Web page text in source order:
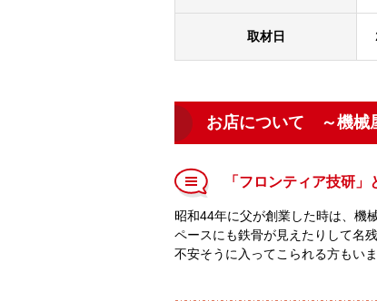
取材日
お店について ～機械
「フロンティア技研
昭和44年に父が創業した時は、機
ペースにも鉄骨が見えたりして名
不安そうに入ってこられる方もいま